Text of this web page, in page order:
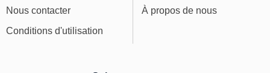
Nous contacter
Conditions d'utilisation
À propos de nous